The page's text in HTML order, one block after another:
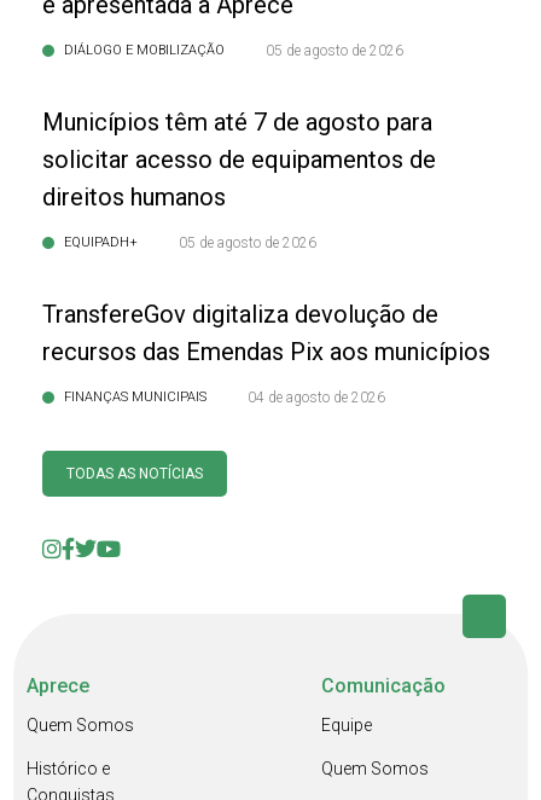
DIÁLOGO E MOBILIZAÇÃO 05 de agosto de 2026
Municípios têm até 7 de agosto para
solicitar acesso de equipamentos de
direitos humanos
EQUIPADH+ 05 de agosto de 2026
TransfereGov digitaliza devolução de
recursos das Emendas Pix aos municípios
FINANÇAS MUNICIPAIS 04 de agosto de 2026
TODAS AS NOTÍCIAS
Aprece
Quem Somos
Histórico e
Conquistas
Comunicação
Equipe
Quem Somos